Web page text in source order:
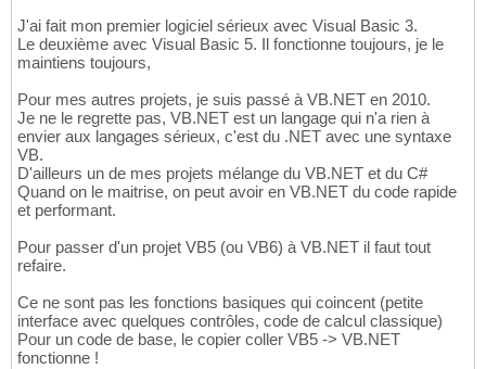
J'ai fait mon premier logiciel sérieux avec Visual Basic 3.
Le deuxième avec Visual Basic 5. Il fonctionne toujours, je le
maintiens toujours,
Pour mes autres projets, je suis passé à VB.NET en 2010.
Je ne le regrette pas, VB.NET est un langage qui n'a rien à
envier aux langages sérieux, c'est du .NET avec une syntaxe
VB.
D'ailleurs un de mes projets mélange du VB.NET et du C#
Quand on le maitrise, on peut avoir en VB.NET du code rapide
et performant.
Pour passer d'un projet VB5 (ou VB6) à VB.NET il faut tout
refaire.
Ce ne sont pas les fonctions basiques qui coincent (petite
interface avec quelques contrôles, code de calcul classique)
Pour un code de base, le copier coller VB5 -> VB.NET
fonctionne !